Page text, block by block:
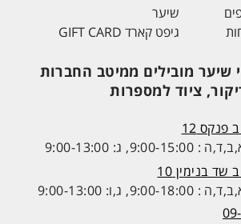
שיער
גיפט קארד GIFT CARD
שיער מובילים ממיטב החברות
ציוד למספרות
12
ג: 9:00-13:00
בנימין 10
ג,ו: 9:00-13:00